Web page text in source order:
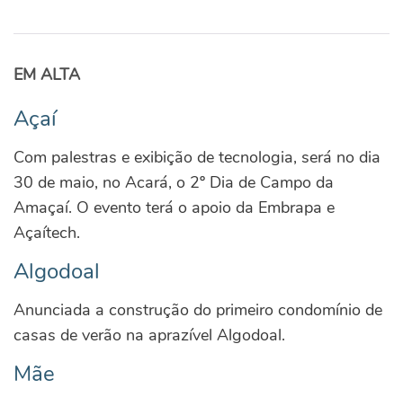
EM ALTA
Açaí
Com palestras e exibição de tecnologia, será no dia
30 de maio, no Acará, o 2º Dia de Campo da
Amaçaí. O evento terá o apoio da Embrapa e
Açaítech.
Algodoal
Anunciada a construção do primeiro condomínio de
casas de verão na aprazível Algodoal.
Mãe